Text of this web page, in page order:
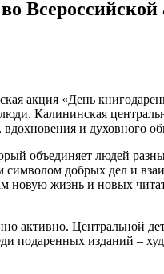
акция «День
Калининская
и духовного
объединяет людей
символом добрых дел и
новую жизнь и новых
активно. Центральной
подаренных изданий –